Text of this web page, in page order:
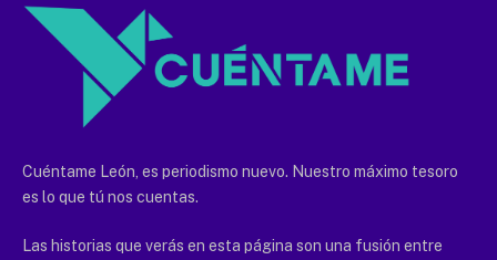
Cuéntame León, es periodismo nuevo. Nuestro máximo tesoro
es lo que tú nos cuentas.
Las historias que verás en esta página son una fusión entre